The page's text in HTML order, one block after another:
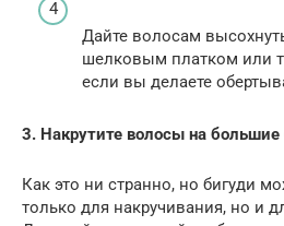
Дайте волосам
шелковым платком или
если вы делаете
3. Накрутите волосы на большие
Как это ни странно, но бигуди
только для накручивания, но и